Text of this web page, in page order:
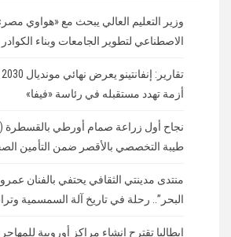
وزير التعليم العالي يبحث مع «هواوي
الاصطناعي لتطوير الجامعات وبناء الكوادر
أزمة تهدد مستقبله في رئاسة «فيفا»
طيبة التخصصي بالأقصر ضمن التأمين
منتدى مدينتي الثقافي يحتفي بالفنان
البحر”.. رحلة في تاريخ آلة السمسمية
إيطاليا تقترح إنشاء مراكز أوروبية